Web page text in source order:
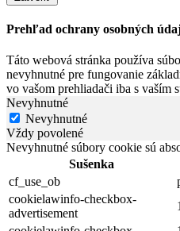
Prehľad ochrany osobných
Táto webová stránka používa
nevyhnutné pre fungovanie
vo vašom prehliadači iba s vaším
Nevyhnutné
Nevyhnutné
Vždy povolené
Nevyhnutné súbory cookie sú
Sušenka
cf_use_ob
cookielawinfo-checkbox-
advertisement